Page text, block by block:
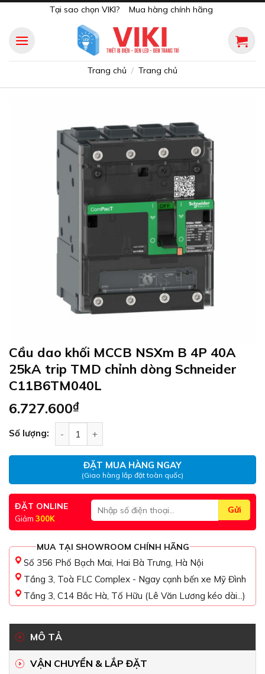
content
Tại sao chọn VIKI? Mua hàng chính hãng
Trang chủ / Trang chủ
Cầu dao khối MCCB NSXm B 4P 40A
25kA trip TMD chỉnh dòng Schneider
C11B6TM040L
6.727.600₫
Số lượng:
ĐẶT MUA HÀNG NGAY
(Giao hàng lắp đặt toàn quốc)
ĐẶT ONLINE
Giảm 300K
MUA TẠI SHOWROOM CHÍNH HÃNG
Số 356 Phố Bạch Mai, Hai Bà Trưng, Hà Nội
Tầng 3, Toà FLC Complex - Ngay cạnh bến xe Mỹ Đình
Tầng 3, C14 Bắc Hà, Tố Hữu (Lê Văn Lương kéo dài...)
MÔ TẢ
VẬN CHUYỂN & LẮP ĐẶT